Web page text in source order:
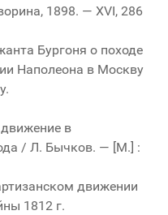
1898. — XVI, 286
Бургоня о походе
Наполеона в Москву
в
/ Л. Бычков. — [М.] :
движении
1812 г.